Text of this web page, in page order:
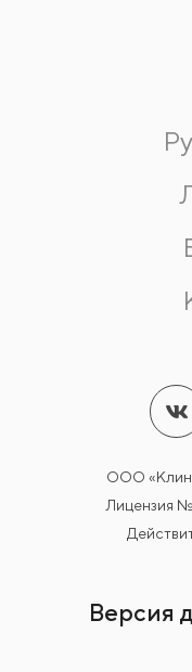
ООО
Лицензия
Версия